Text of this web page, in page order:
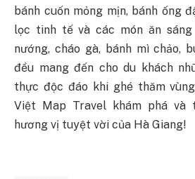
bánh cuốn mỏng mịn, bánh ống
lọc tinh tế và các món ăn
nướng, cháo gà, bánh mì chảo,
đều mang đến cho du khách
thực độc đáo khi ghé thăm
Việt Map Travel khám phá và
hương vị tuyệt vời của Hà Giang!